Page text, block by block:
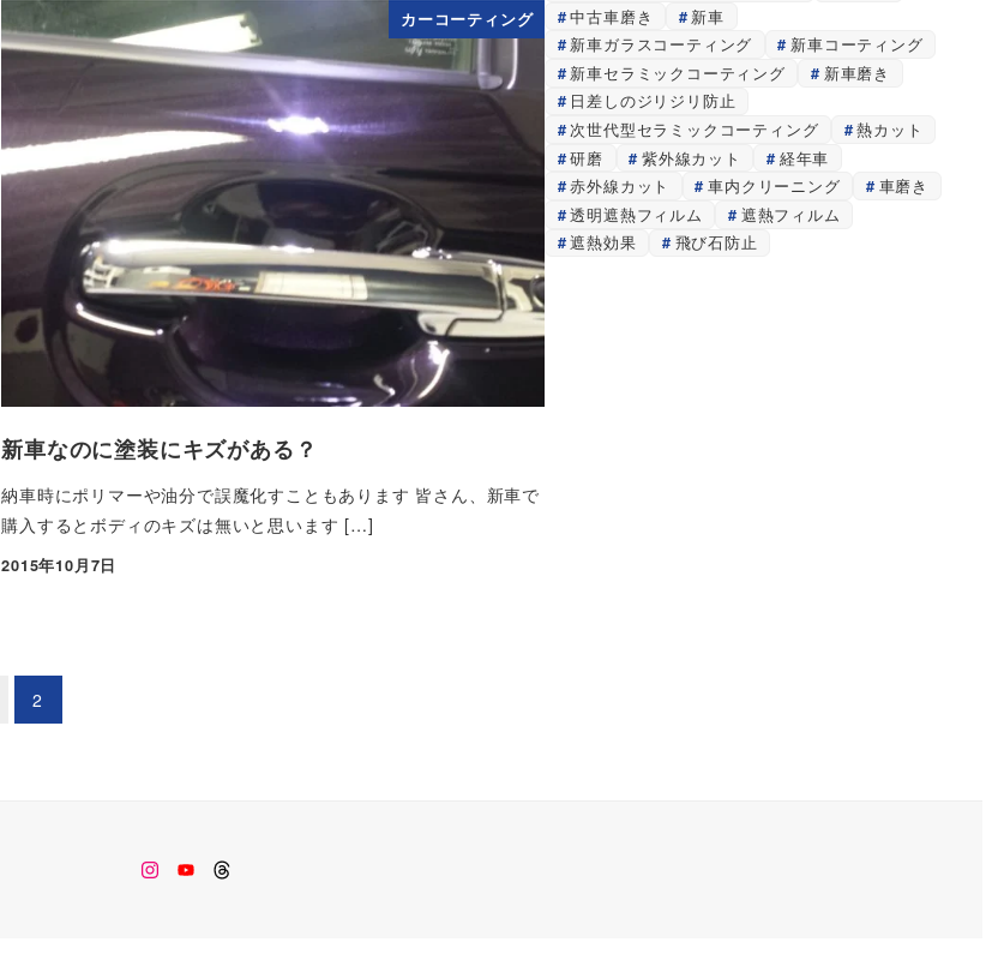
カーコーティング
新車なのに塗装にキズがある？
納車時にポリマーや油分で誤魔化すこともあります 皆さん、新車で
購入するとボディのキズは無いと思います […]
投稿日
2015年10月7日
2
中古車磨き
新車
新車ガラスコーティング
新車コーティング
新車セラミックコーティング
新車磨き
日差しのジリジリ防止
次世代型セラミックコーティング
熱カット
研磨
紫外線カット
経年車
赤外線カット
車内クリーニング
車磨き
透明遮熱フィルム
遮熱フィルム
遮熱効果
飛び石防止
Instagram
YoutubeThreads